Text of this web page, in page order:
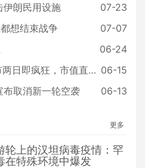
伊朗民用设施
07-23
想结束战争
07-07
06-24
史诗级IPO！SpaceX上市两日即疯狂，市值直逼2.5万亿美元！ 06-15
取消新一轮空袭
06-13
更多
轮上的汉坦病毒疫情：罕
在特殊环境中爆发